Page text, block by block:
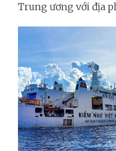
Trung ương với địa